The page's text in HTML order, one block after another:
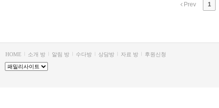
Prev 1
HOME 소개 방 알림 방 수다방 상담방 자료 방 후원신청